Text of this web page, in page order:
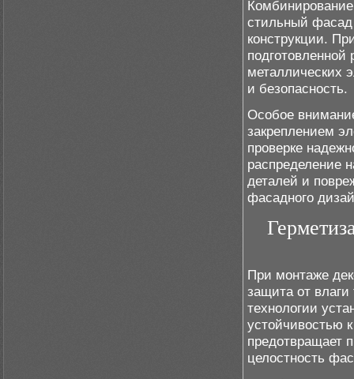
стильный фасад
конструкции.
металлических
и безопасность.
Особое
закреплением
проверке
распределение
деталей и
фасадного
При монтаже
защита от
технологии
устойчивостью
предотвращает
целостность